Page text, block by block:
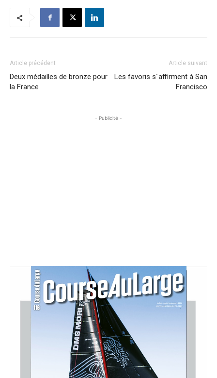
Article précédent
Deux médailles de bronze pour
la France
Article suivant
Les favoris s´affirment à San
Francisco
- Publicité -